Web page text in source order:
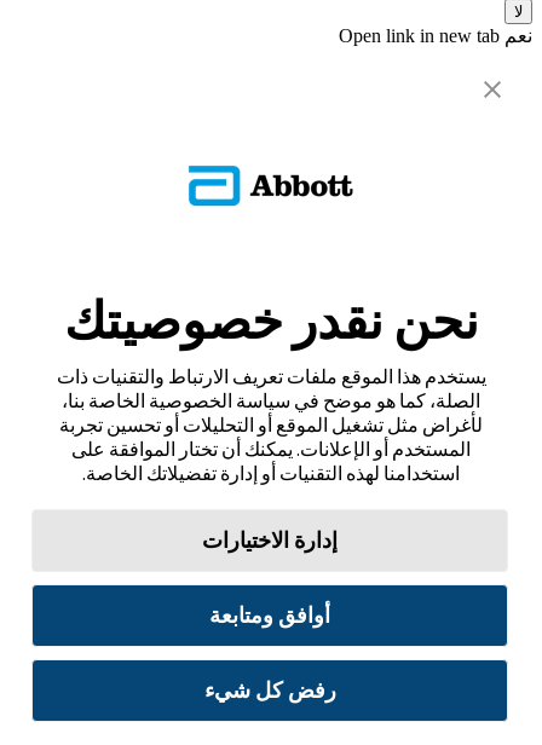
لا
نعم Open link in new tab
نحن نقدر خصوصيتك
يستخدم هذا الموقع ملفات تعريف الارتباط والتقنيات ذات
الصلة، كما هو موضح في سياسة الخصوصية الخاصة بنا،
لأغراض مثل تشغيل الموقع أو التحليلات أو تحسين تجربة
المستخدم أو الإعلانات. يمكنك أن تختار الموافقة على
استخدامنا لهذه التقنيات أو إدارة تفضيلاتك الخاصة.
إدارة الاختيارات
أوافق ومتابعة
رفض كل شيء